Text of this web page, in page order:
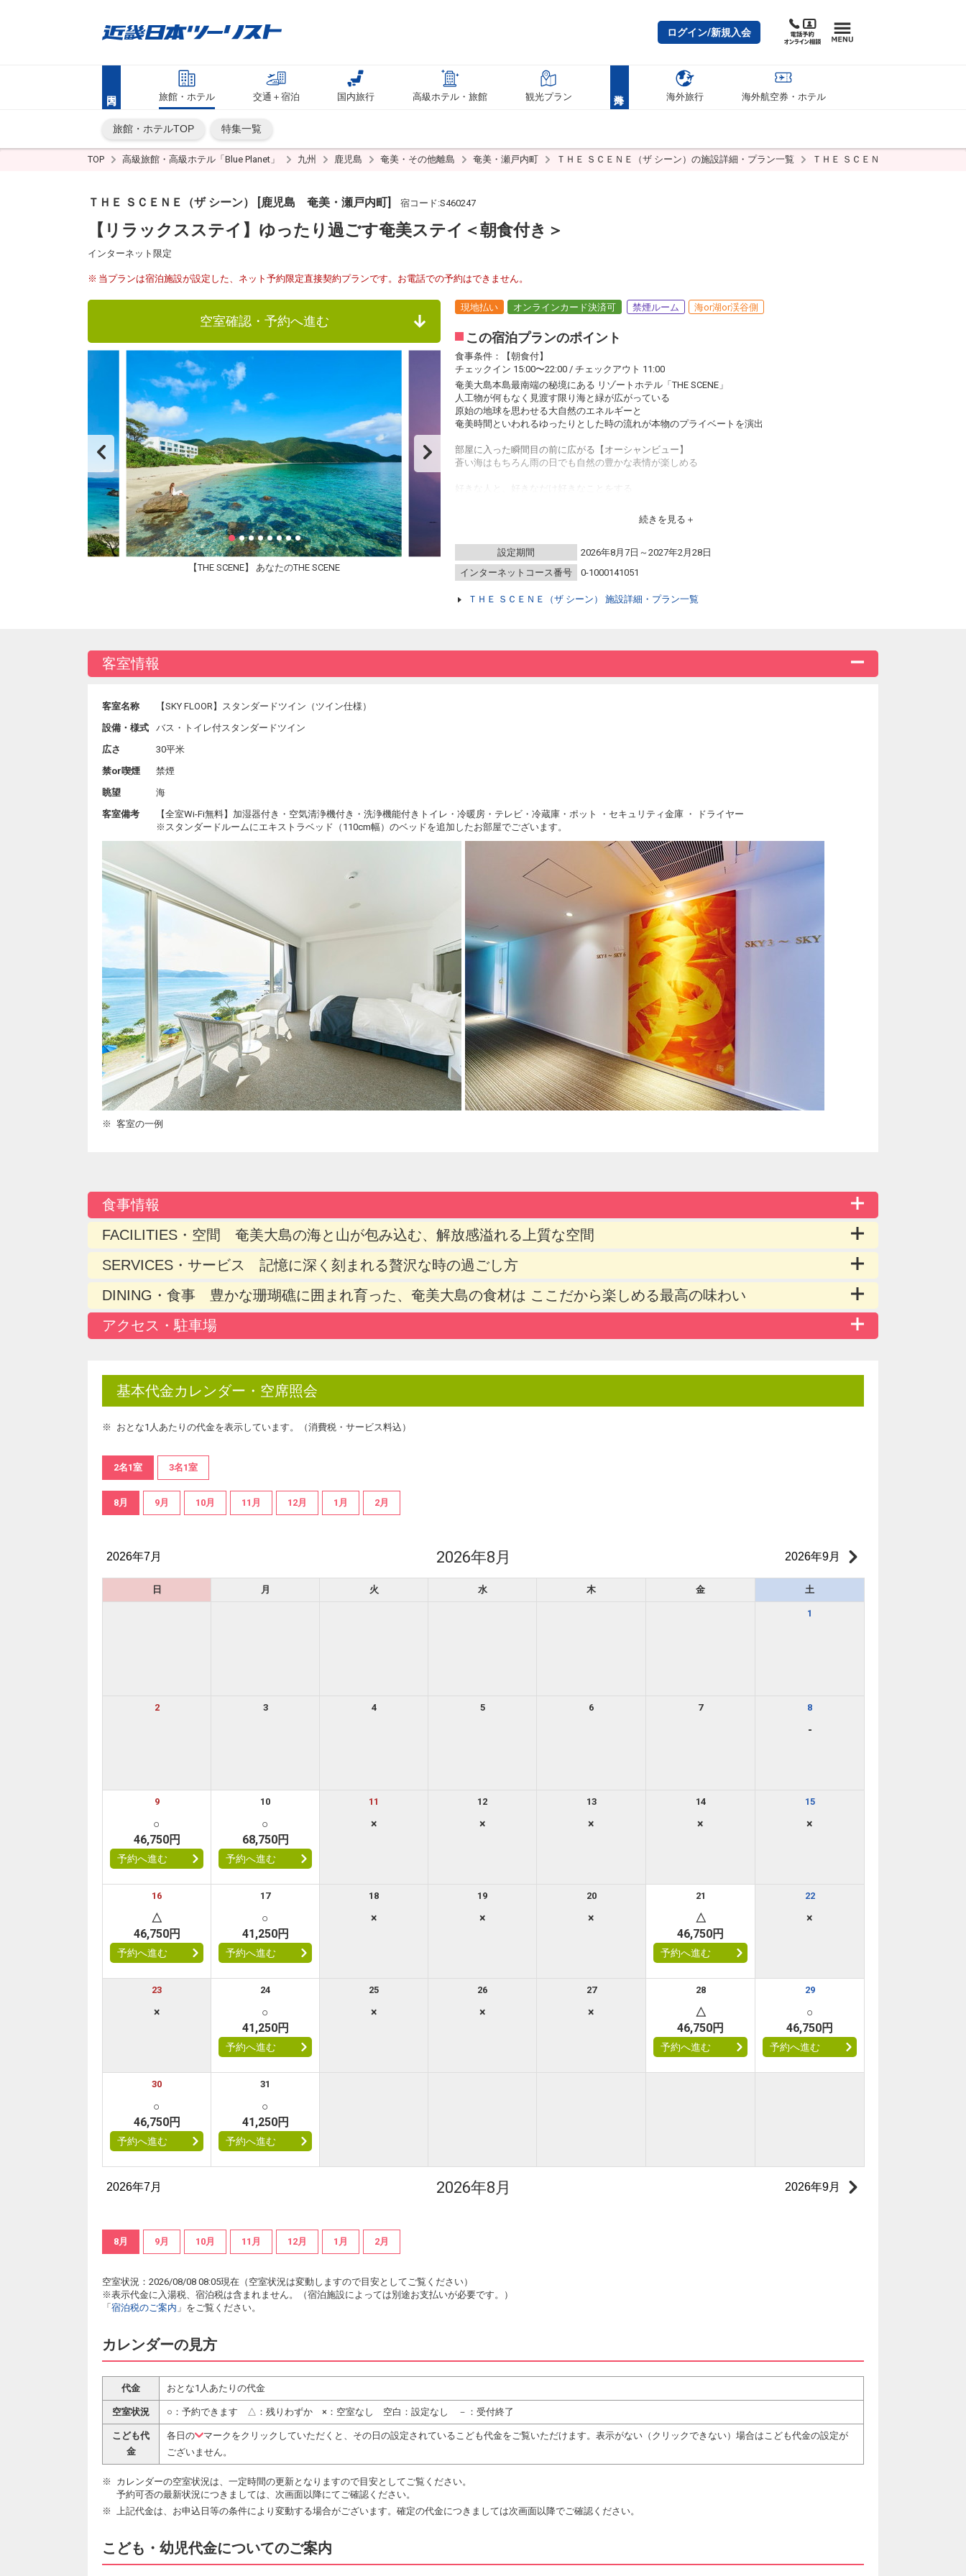
ログイン/新規入会
旅館・ホテル 交通＋宿泊 国内旅行 高級ホテル・旅館 観光プラン 海外旅行 海外航空券・ホテル
旅館・ホテルTOP 特集一覧
TOP 高級旅館・高級ホテル「Blue Planet」 九州 鹿児島 奄美・その他離島 奄美・瀬戸内町 ＴＨＥ ＳＣＥＮＥ（ザ シーン）の施設詳細・プラン一覧 ＴＨＥ ＳＣＥＮＥ（ザ シーン）の
ＴＨＥ ＳＣＥＮＥ（ザ シーン） [鹿児島 奄美・瀬戸内町] 宿コード:S460247
【リラックスステイ】ゆったり過ごす奄美ステイ＜朝食付き＞
インターネット限定
当プランは宿泊施設が設定した、ネット予約限定直接契約プランです。お電話での予約はできません。
空室確認・予約へ進む
【THE SCENE】 あなたのTHE SCENE
現地払い オンラインカード決済可 禁煙ルーム 海or湖or渓谷側
この宿泊プランのポイント
食事条件：【朝食付】
チェックイン 15:00〜22:00 / チェックアウト 11:00
奄美大島本島最南端の秘境にある リゾートホテル「THE SCENE」
人工物が何もなく見渡す限り海と緑が広がっている
原始の地球を思わせる大自然のエネルギーと
奄美時間といわれるゆったりとした時の流れが本物のプライベートを演出
部屋に入った瞬間目の前に広がる【オーシャンビュー】
蒼い海はもちろん雨の日でも自然の豊かな表情が楽しめる
好きな人と、好きなだけ好きなことをする
光あふれる開放的な空間で、
地元の食材を使った料理や奄美の郷土料理を
続きを見る
設定期間
2026年8月7日～2027年2月28日
インターネットコース番号
0-1000141051
ＴＨＥ ＳＣＥＮＥ（ザ シーン） 施設詳細・プラン一覧
客室情報
客室名称
【SKY FLOOR】スタンダードツイン（ツイン仕様）
設備・様式
バス・トイレ付スタンダードツイン
広さ
30平米
禁or喫煙
禁煙
眺望
海
客室備考
【全室Wi-Fi無料】加湿器付き・空気清浄機付き・洗浄機能付きトイレ・冷暖房・テレビ・冷蔵庫・ポット ・セキュリティ金庫 ・ ドライヤー
※スタンダードルームにエキストラベッド（110cm幅）のベッドを追加したお部屋でございます。
客室の一例
食事情報
FACILITIES・空間 奄美大島の海と山が包み込む、解放感溢れる上質な空間
SERVICES・サービス 記憶に深く刻まれる贅沢な時の過ごし方
DINING・食事 豊かな珊瑚礁に囲まれ育った、奄美大島の食材は ここだから楽しめる最高の味わい
アクセス・駐車場
基本代金カレンダー・空席照会
おとな1人あたりの代金を表示しています。（消費税・サービス料込）
2名1室 3名1室
8月 9月 10月 11月 12月 1月 2月
2026年7月 2026年8月 2026年9月
日 月 火 水 木 金 土
1
2 3 4 5 6 7 8
-
9
○
46,750円
予約へ進む
10
○
68,750円
予約へ進む
11
×
12
×
13
×
14
×
15
×
16
△
46,750円
予約へ進む
17
○
41,250円
予約へ進む
18
×
19
×
20
×
21
△
46,750円
予約へ進む
22
×
23
×
24
○
41,250円
予約へ進む
25
×
26
×
27
×
28
△
46,750円
予約へ進む
29
○
46,750円
予約へ進む
30
○
46,750円
予約へ進む
31
○
41,250円
予約へ進む
2026年7月 2026年8月 2026年9月
8月 9月 10月 11月 12月 1月 2月
空室状況：2026/08/08 08:05現在（空室状況は変動しますので目安としてご覧ください）
※表示代金に入湯税、宿泊税は含まれません。（宿泊施設によっては別途お支払いが必要です。）
「 宿泊税のご案内 」をご覧ください。
カレンダーの見方
代金 おとな1人あたりの代金
空室状況 ○：予約できます △：残りわずか ×：空室なし 空白：設定なし －：受付終了
こども代
金
各日の
マークをクリックしていただくと、その日の設定されているこども代金をご覧いただけます。表示がない（クリックできない）場合はこども代金の設定が
ございません。
カレンダーの空室状況は、一定時間の更新となりますので目安としてご覧ください。
予約可否の最新状況につきましては、次画面以降にてご確認ください。
上記代金は、お申込日等の条件により変動する場合がございます。確定の代金につきましては次画面以降でご確認ください。
こども・幼児代金についてのご案内